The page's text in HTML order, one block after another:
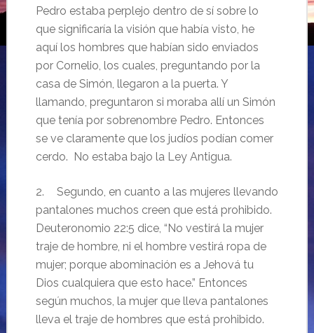
Pedro estaba perplejo dentro de sí sobre lo
que significaría la visión que había visto, he
aquí los hombres que habían sido enviados
por Cornelio, los cuales, preguntando por la
casa de Simón, llegaron a la puerta. Y
llamando, preguntaron si moraba allí un Simón
que tenía por sobrenombre Pedro. Entonces
se ve claramente que los judíos podían comer
cerdo. No estaba bajo la Ley Antigua.
2.
Segundo, en cuanto a las mujeres llevando
pantalones muchos creen que está prohibido.
Deuteronomio 22:5 dice, “No vestirá la mujer
traje de hombre, ni el hombre vestirá ropa de
mujer; porque abominación es a Jehová tu
Dios cualquiera que esto hace.” Entonces
según muchos, la mujer que lleva pantalones
lleva el traje de hombres que está prohibido.